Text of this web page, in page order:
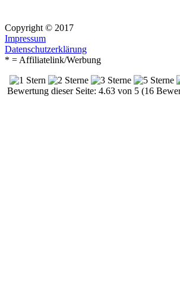
Copyright © 2017
Impressum
Datenschutzerklärung
* = Affiliatelink/Werbung
Bewertung dieser Seite: 4.63 von 5 (16